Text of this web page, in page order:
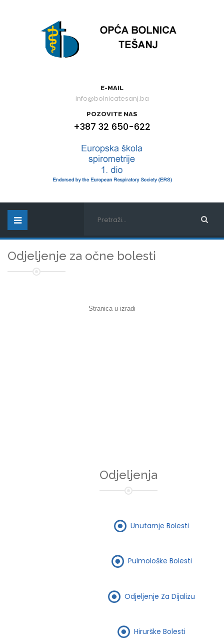
E-MAIL
info@bolnicatesanj.ba
POZOVITE NAS
+387 32 650-622
Odjeljenje za očne bolesti
Stranica u izradi
Odjeljenja
Unutarnje Bolesti
Pulmološke Bolesti
Odjeljenje Za Dijalizu
Hirurške Bolesti